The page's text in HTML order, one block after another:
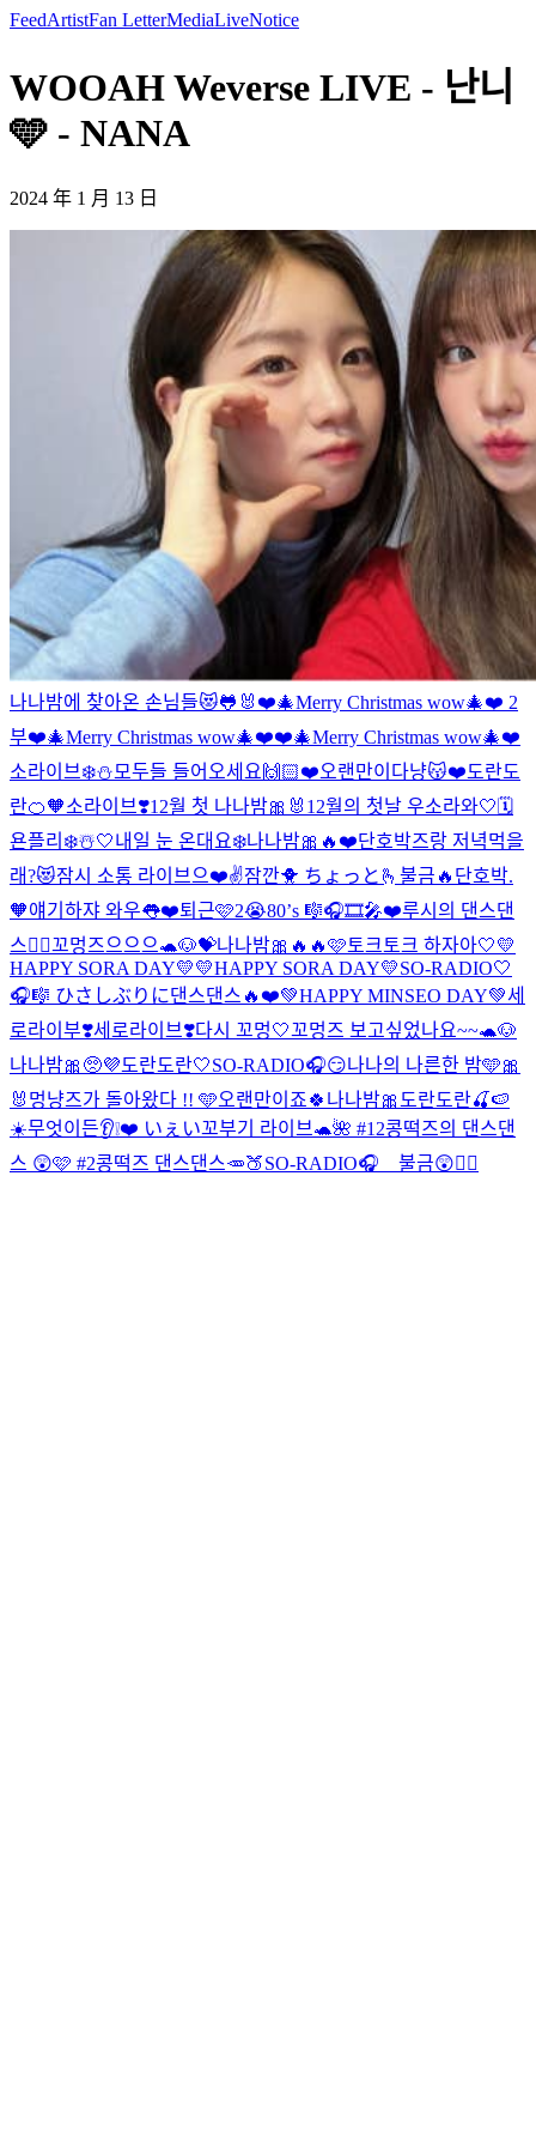
FeedArtistFan LetterMediaLiveNotice
WOOAH Weverse LIVE - 난니
🩵 - NANA
2024 年 1 月 13 日
나나밤에 찾아온 손님들😻🐸🐰 ❤️🎄Merry Christmas wow🎄❤️ 2
부❤️🎄Merry Christmas wow🎄❤️❤️🎄Merry Christmas wow🎄❤️
소라이브❄️⛄️모두들 들어오세요🙌🏻❤️오랜만이다냥😽❤️도란도
란🍊🧡소라이브❣️12월 첫 나나밤🎀🐰 12월의 첫날 우소라와🤍🗓️
욘플리❄️☃️🤍내일 눈 온대요❄️나나밤🎀🔥❤️단호박즈랑 저녁먹을
래?😻잠시 소통 라이브으❤️✌️잠깐🐥 ちょっと🫰 불금🔥 단호박.
🧡얘기하쟈 와우👅❤️퇴근🩷2😭80’s 🎼🎧🎞🎤❤️루시의 댄스댄
스❤️‍🔥꼬멍즈으으으🐢🐶💝나나밤🎀🔥🔥🩷토크토크 하자아🤍💛
HAPPY SORA DAY💛💛HAPPY SORA DAY💛SO-RADIO🤍
🎧🎼 ひさしぶりに댄스댄스🔥❤️💚HAPPY MINSEO DAY💚세
로라이부❣️세로라이브❣️다시 꼬멍🤍꼬멍즈 보고싶었나요~~🐢🐶
나나밤🎀 🥺💜도란도란🤍SO-RADIO🎧😏나나의 나른한 밤🩵🎀
🐰 멍냥즈가 돌아왔다 !! 🩵오랜만이죠🍀나나밤🎀 도란도란🍒🍉
☀️무엇이든👂❕❤️ いぇい꼬부기 라이브🐢🌺 #12콩떡즈의 댄스댄
스 😲🩷 #2콩떡즈 댄스댄스🥕🍑SO-RADIO🎧 불금😲❤️‍🔥